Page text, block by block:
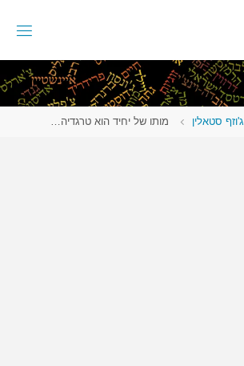
ג'וזף סטאלין מותו של יחיד הוא טרגדיה…